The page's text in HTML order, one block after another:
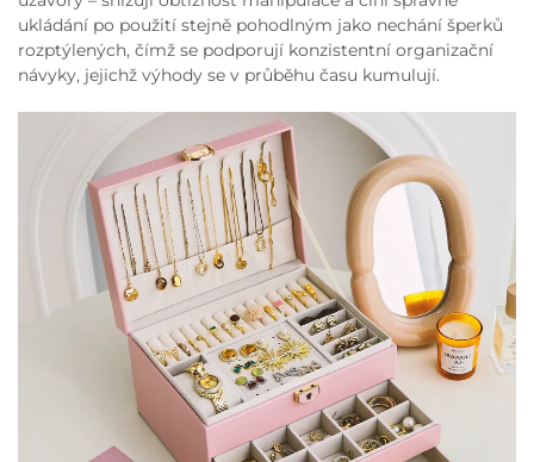
ukládání po použití stejně pohodlným jako nechání šperků
rozptýlených, čímž se podporují konzistentní organizační
návyky, jejichž výhody se v průběhu času kumulují.